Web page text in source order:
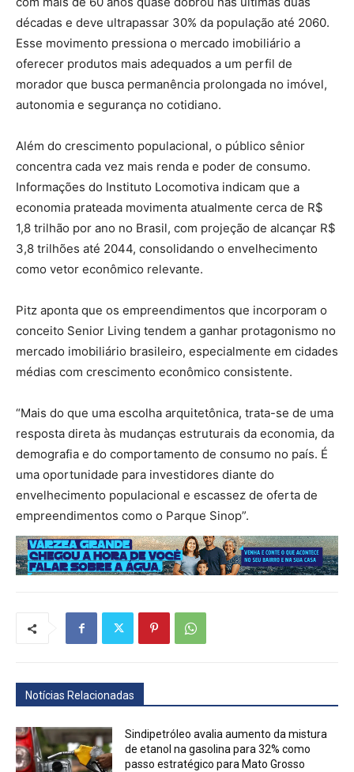
décadas e deve ultrapassar 30% da população até 2060.
Esse movimento pressiona o mercado imobiliário a
oferecer produtos mais adequados a um perfil de
morador que busca permanência prolongada no imóvel,
autonomia e segurança no cotidiano.
Além do crescimento populacional, o público sênior
concentra cada vez mais renda e poder de consumo.
Informações do Instituto Locomotiva indicam que a
economia prateada movimenta atualmente cerca de R$
1,8 trilhão por ano no Brasil, com projeção de alcançar R$
3,8 trilhões até 2044, consolidando o envelhecimento
como vetor econômico relevante.
Pitz aponta que os empreendimentos que incorporam o
conceito Senior Living tendem a ganhar protagonismo no
mercado imobiliário brasileiro, especialmente em cidades
médias com crescimento econômico consistente.
“Mais do que uma escolha arquitetônica, trata-se de uma
resposta direta às mudanças estruturais da economia, da
demografia e do comportamento de consumo no país. É
uma oportunidade para investidores diante do
envelhecimento populacional e escassez de oferta de
empreendimentos como o Parque Sinop”.
Notícias Relacionadas
Sindipetróleo avalia aumento da mistura
de etanol na gasolina para 32% como
passo estratégico para Mato Grosso